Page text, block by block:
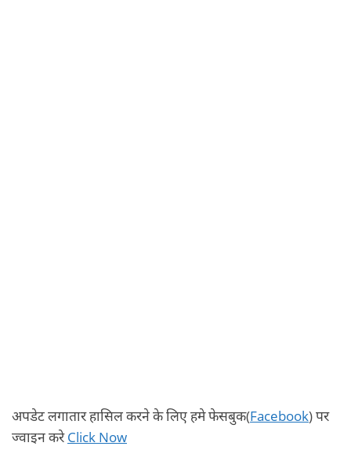
अपडेट लगातार हासिल करने के लिए हमे फेसबुक(Facebook) पर
ज्वाइन करेClick Now